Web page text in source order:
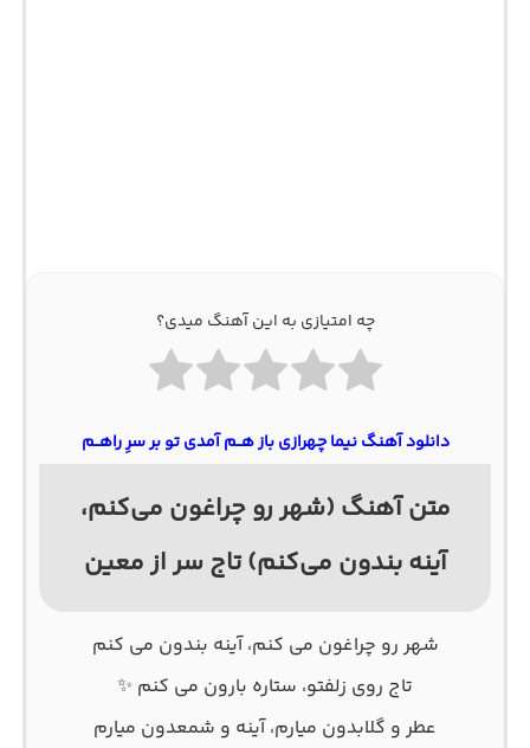
چه امتیازی به این آهنگ میدی؟
دانلود آهنگ نیما چهرازی باز هــم آمدی تو بر سرِ راهــم
متن آهنگ (شهر رو چراغون می‌کنم،
آینه بندون می‌کنم) تاج سر از معین
شهر رو چراغون می کنم، آینه بندون می کنم
تاج روی زلفتو، ستاره بارون می کنم ✨
عطر و گلابدون میارم، آینه و شمعدون میارم